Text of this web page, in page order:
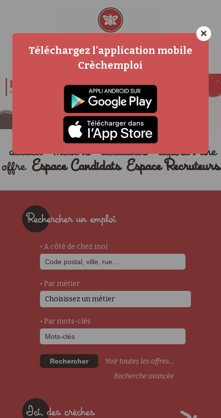
accueil métiers actualités
déposer une
offre Espace Candidats Espace Recruteurs
Rechercher un emploi
• A côté de chez moi
• Par métier
Choisissez un métier
• Par mots-clés
Rechercher
Voir toutes les offres...
Recherche avancée
Ici, des crèches
×
Téléchargez l'application mobile
Crèchemploi